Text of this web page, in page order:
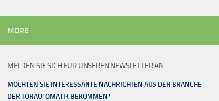
MORE
MELDEN SIE SICH FÜR UNSEREN NEWSLETTER AN.
MÖCHTEN SIE INTERESSANTE NACHRICHTEN AUS DER BRANCHE
DER TORAUTOMATIK BEKOMMEN?